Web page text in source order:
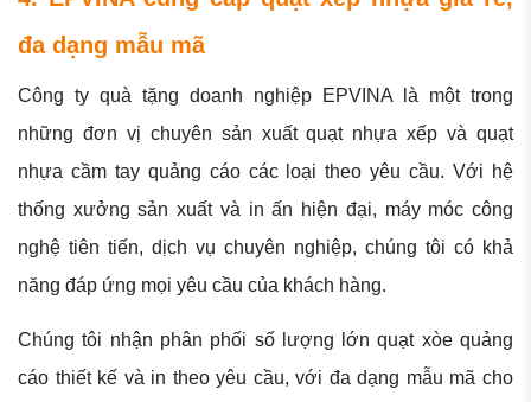
đa dạng mẫu mã
Công ty quà tặng doanh nghiệp EPVINA là một trong
những đơn vị chuyên sản xuất quạt nhựa xếp và quạt
nhựa cầm tay quảng cáo các loại theo yêu cầu. Với hệ
thống xưởng sản xuất và in ấn hiện đại, máy móc công
nghệ tiên tiến, dịch vụ chuyên nghiệp, chúng tôi có khả
năng đáp ứng mọi yêu cầu của khách hàng.
Chúng tôi nhận phân phối số lượng lớn quạt xòe quảng
cáo thiết kế và in theo yêu cầu, với đa dạng mẫu mã cho